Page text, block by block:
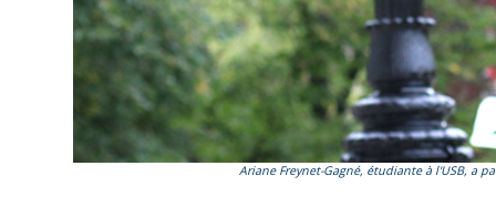
Ariane Freynet-Gagné, étudiante à l'USB, a